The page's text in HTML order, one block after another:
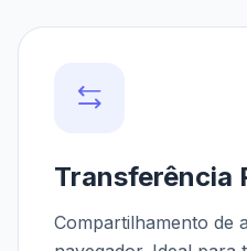
Transferência
Compartilhamento de